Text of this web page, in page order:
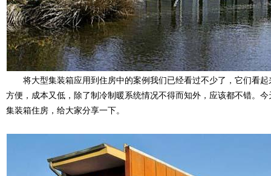
将大型集装箱应用到住房中的案例我们已经看过不少了，它们看起
方便，成本又低，除了制冷制暖系统情况不得而知外，应该都不错。
集装箱住房，给大家分享一下。